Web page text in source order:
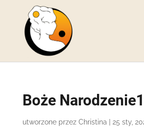
Boże
utworzone przez Christina 25 sty,